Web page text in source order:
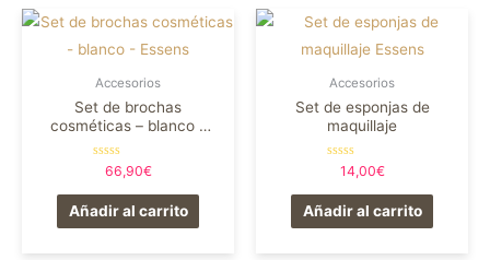
Accesorios
Set de brochas
cosméticas – blanco –
Essens
Valorado
0
de
5
66,90€
Añadir al carrito
Accesorios
Set de esponjas de
maquillaje
Valorado
0
de
5
14,00€
Añadir al carrito